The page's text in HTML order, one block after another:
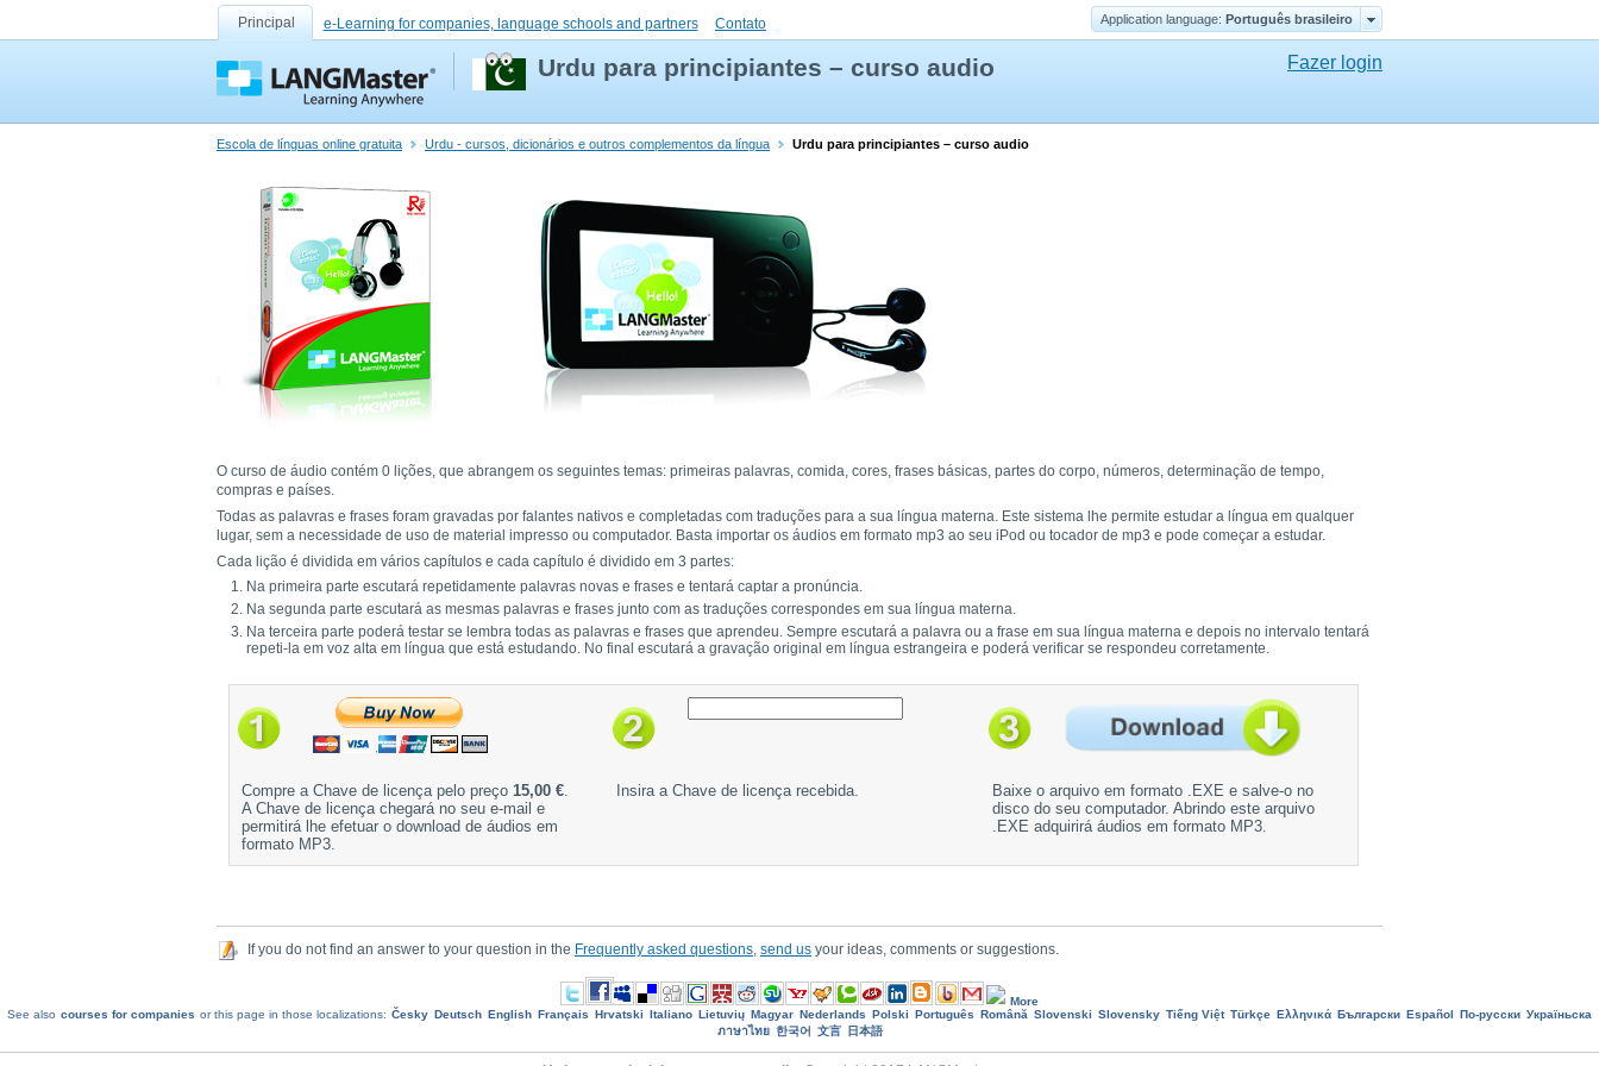
Principal e-Learning for companies, language schools and partners Contato Application language: Português brasileiro
Urdu para principiantes – curso audio Fazer login
Escola de línguas online gratuita Urdu - cursos, dicionários e outros complementos da língua Urdu para principiantes – curso audio
O curso de áudio contém 0 lições, que abrangem os seguintes temas: primeiras palavras, comida, cores, frases básicas, partes do corpo, números, determinação de tempo,
compras e países.
Todas as palavras e frases foram gravadas por falantes nativos e completadas com traduções para a sua língua materna. Este sistema lhe permite estudar a língua em qualquer
lugar, sem a necessidade de uso de material impresso ou computador. Basta importar os áudios em formato mp3 ao seu iPod ou tocador de mp3 e pode começar a estudar.
Cada lição é dividida em vários capítulos e cada capítulo é dividido em 3 partes:
Na primeira parte escutará repetidamente palavras novas e frases e tentará captar a pronúncia.
Na segunda parte escutará as mesmas palavras e frases junto com as traduções correspondes em sua língua materna.
Na terceira parte poderá testar se lembra todas as palavras e frases que aprendeu. Sempre escutará a palavra ou a frase em sua língua materna e depois no intervalo tentará
repeti-la em voz alta em língua que está estudando. No final escutará a gravação original em língua estrangeira e poderá verificar se respondeu corretamente.
Compre a Chave de licença pelo preço 15,00 €.
A Chave de licença chegará no seu e-mail e
permitirá lhe efetuar o download de áudios em
formato MP3.
Insira a Chave de licença recebida.
Baixe o arquivo em formato .EXE e salve-o no
disco do seu computador. Abrindo este arquivo
.EXE adquirirá áudios em formato MP3.
If you do not find an answer to your question in the Frequently asked questions send us your ideas, comments or suggestions.
More
See also courses for companies or this page in those localizations: Česky Deutsch English Français Hrvatski Italiano Lietuvių Magyar Nederlands Polski Português Română Slovenski Slovensky Tiếng Việt Türkçe Ελληνικά Български Еspañol По-русски Україньска
ภาษาไทย 한국어 文言 日本語